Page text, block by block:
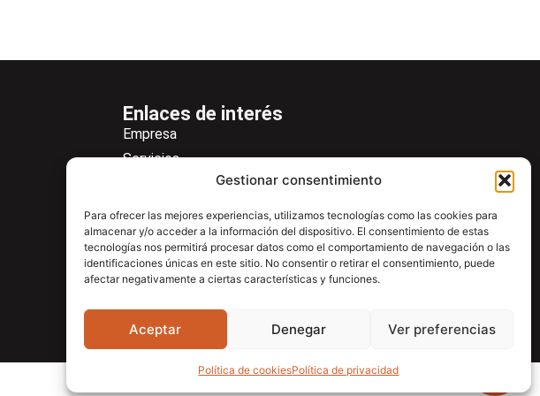
Gestionar consentimiento
Para ofrecer las mejores experiencias, utilizamos tecnologías como las cookies para
almacenar y/o acceder a la información del dispositivo. El consentimiento de estas
tecnologías nos permitirá procesar datos como el comportamiento de navegación o las
identificaciones únicas en este sitio. No consentir o retirar el consentimiento, puede
afectar negativamente a ciertas características y funciones.
Aceptar Denegar Ver preferencias
Política de cookiesPolítica de privacidad
Enlaces de interés
Empresa
Servicios
Newsletter
Descargas
Contacto
Centro de ayuda